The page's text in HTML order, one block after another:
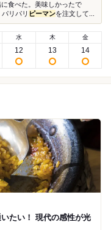
食べた。美味しかったで
リパリ ピーマンを注文して...
水
12
木
13
金
14
たい！ 現代の感性が光